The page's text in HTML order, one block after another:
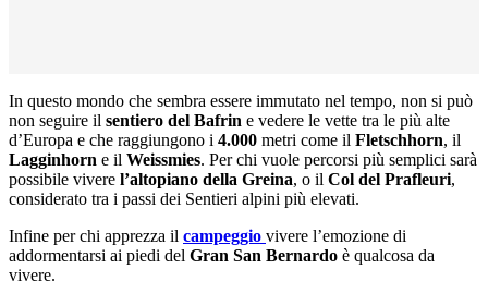
In questo mondo che sembra essere immutato nel tempo, non si può
non seguire il sentiero del Bafrin e vedere le vette tra le più alte
d’Europa e che raggiungono i 4.000 metri come il Fletschhorn, il
Lagginhorn e il Weissmies. Per chi vuole percorsi più semplici sarà
possibile vivere l’altopiano della Greina, o il Col del Prafleuri,
considerato tra i passi dei Sentieri alpini più elevati.
Infine per chi apprezza il campeggio vivere l’emozione di
addormentarsi ai piedi del Gran San Bernardo è qualcosa da
vivere.